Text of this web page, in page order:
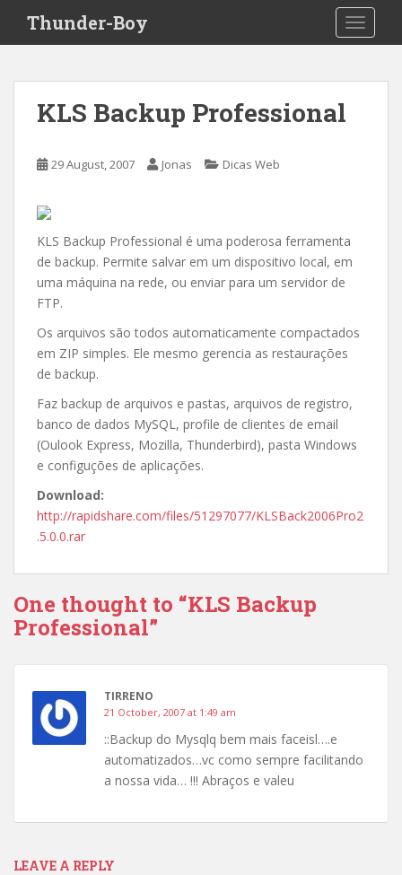
i
Thunder-Boy
KLS Backup Professional
29 August, 2007 Jonas Dicas Web
KLS Backup Professional é uma poderosa ferramenta
de backup. Permite salvar em um dispositivo local, em
uma máquina na rede, ou enviar para um servidor de
FTP.
Os arquivos são todos automaticamente compactados
em ZIP simples. Ele mesmo gerencia as restaurações
de backup.
Faz backup de arquivos e pastas, arquivos de registro,
banco de dados MySQL, profile de clientes de email
(Oulook Express, Mozilla, Thunderbird), pasta Windows
e configuções de aplicações.
Download:
http://rapidshare.com/files/51297077/KLSBack2006Pro2
.5.0.0.rar
One thought to “KLS Backup
Professional”
TIRRENO
21 October, 2007 at 1:49 am
::Backup do Mysqlq bem mais faceisl….e
automatizados…vc como sempre facilitando
a nossa vida… !!! Abraços e valeu
LEAVE A REPLY